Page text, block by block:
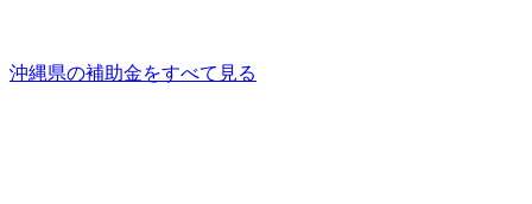
沖縄県の補助金をすべて見る